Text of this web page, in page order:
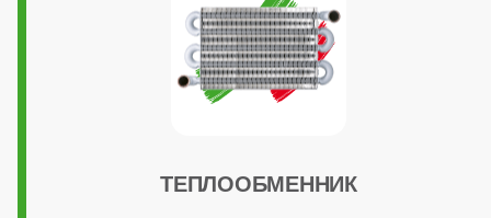
Циркуляционный насос
стандартный
ТЕПЛООБМЕННИК